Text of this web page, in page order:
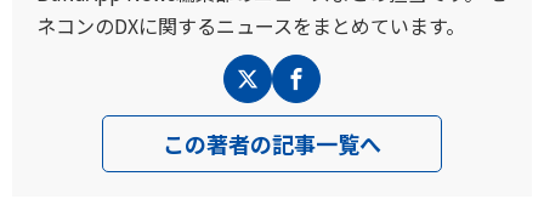
ネコンのDXに関するニュースをまとめています。
この著者の記事一覧へ